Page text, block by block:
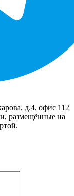
д.4, офис 112
размещённые на